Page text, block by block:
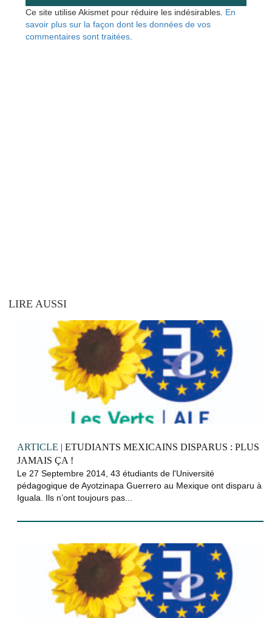
Ce site utilise Akismet pour réduire les indésirables. En
savoir plus sur la façon dont les données de vos
commentaires sont traitées
LIRE AUSSI
ARTICLE | ETUDIANTS MEXICAINS DISPARUS : PLUS
JAMAIS ÇA !
Le 27 Septembre 2014, 43 étudiants de l'Université
pédagogique de Ayotzinapa Guerrero au Mexique ont disparu à
Iguala. Ils n’ont toujours pas...